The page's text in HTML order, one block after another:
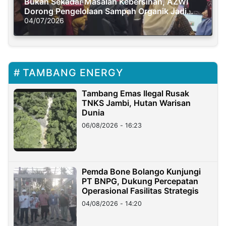
Dorong Pengelolaan Sampah Organik Jadi
Solusi Krisis Iklim
04/07/2026
TAMBANG ENERGY
Tambang Emas Ilegal Rusak
TNKS Jambi, Hutan Warisan
Dunia
06/08/2026 - 16:23
Pemda Bone Bolango Kunjungi
PT BNPG, Dukung Percepatan
Operasional Fasilitas Strategis
04/08/2026 - 14:20